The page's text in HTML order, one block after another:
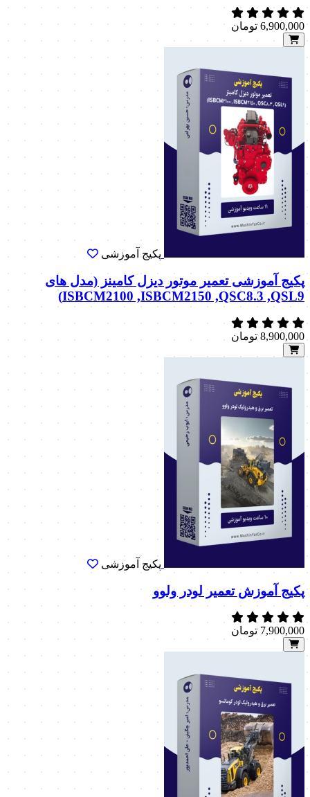
6,900,000 تومان
پکیج آموزشی
پکیج آموزشی تعمیر موتور دیزل کامینز (مدل های
ISBCM2100 ,ISBCM2150 ,QSC8.3 ,QSL9)
8,900,000 تومان
پکیج آموزشی
پکیج آموزش تعمیر لودر ولوو
7,900,000 تومان